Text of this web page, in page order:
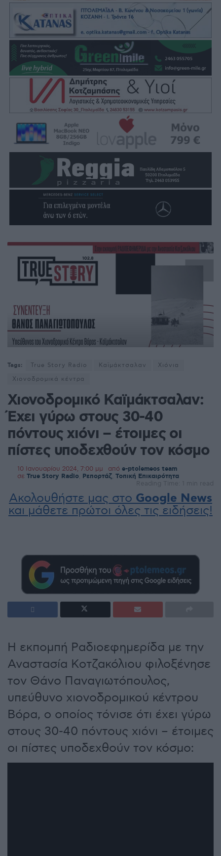
Tags: True Story Radio Καϊμάκτσαλαν
Χιόνια
Χιονοδρομικά κέντρα
Χιονοδρομικό Καϊμάκτσαλαν:
Έχει γύρω στους 30-40
πόντους χιόνι – έτοιμες οι
πίστες υποδεχθούν τον κόσμο
10 Ιανουαρίου 2024, 7:00 μμ από e-ptolemeos team
σε True Story Radio Ρεπορτάζ Τοπική Επικαιρότητα
Reading Time: 1 min read
Ακολουθήστε μας στο Google News
και μάθετε πρώτοι όλες τις ειδήσεις!
Η εκπομπή Ραδιοεφημερίδα με την
Αναστασία Κοτζακόλιου φιλοξένησε
τον Θάνο Παναγιωτόπουλος,
υπεύθυνο χιονοδρομικού κέντρου
Βόρα, ο οποίος τόνισε ότι έχει γύρω
στους 30-40 πόντους χιόνι – έτοιμες
οι πίστες υποδεχθούν τον κόσμο: